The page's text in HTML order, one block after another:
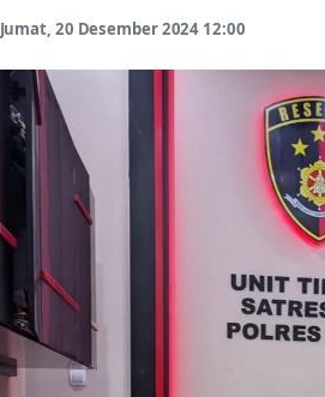
Jumat, 20 Desember 2024 12:00